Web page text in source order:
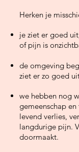
Herken je
je ziet er goed
of pijn is
de omgeving
ziet er zo goed
we hebben nog
gemeenschap
levend verlies,
langdurige pijn.
doormaakt.